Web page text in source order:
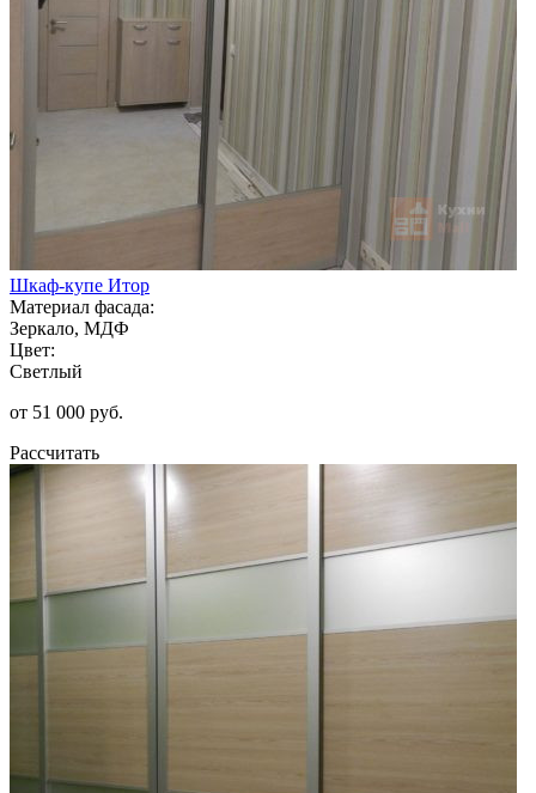
Шкаф-купе Итор
Материал фасада:
Зеркало, МДФ
Цвет:
Светлый
от 51 000 руб.
Рассчитать